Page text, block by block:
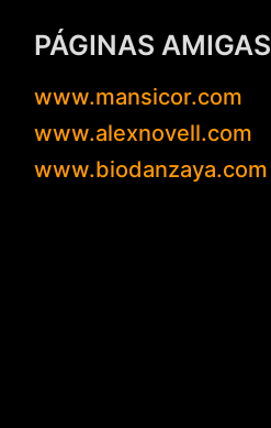
PÁGINAS AMIGAS
www.mansicor.com
www.alexnovell.com
www.biodanzaya.com